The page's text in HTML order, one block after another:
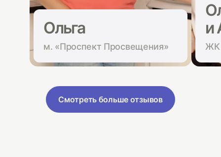
Ольга
м. «Проспект Просвещения»
и
ЖК
Смотреть больше отзывов